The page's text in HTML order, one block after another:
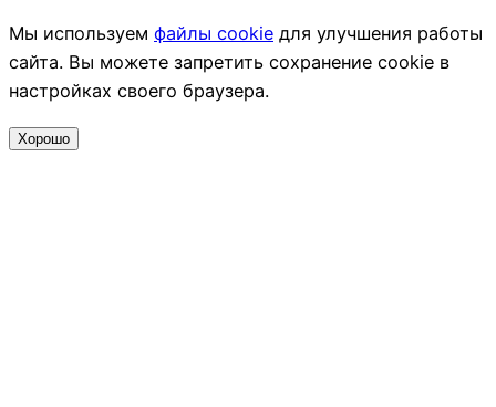
Мы используем файлы cookie для улучшения работы
сайта. Вы можете запретить сохранение cookie в
настройках своего браузера.
Хорошо